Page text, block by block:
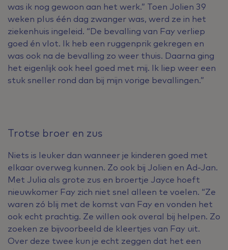
was ik nog gewoon aan het werk.” Toen Jolien 39
weken plus één dag zwanger was, werd ze in het
ziekenhuis ingeleid. “De bevalling van Fay verliep
goed én vlot. Ik heb een ruggenprik gekregen en
was ook na de bevalling zo weer thuis. Daarna ging
het eigenlijk ook heel goed met mij. Ik liep weer een
stuk sneller rond dan bij mijn vorige bevallingen.”
Trotse broer en zus
Niets is leuker dan wanneer je kinderen goed met
elkaar overweg kunnen. Zo ook bij Jolien en Ad-Jan.
Met Julia als grote zus en broertje Jayce hoeft
nieuwkomer Fay zich niet snel alleen te voelen. “Ze
waren zó blij met de komst van Fay en vonden het
ook echt prachtig. Ze willen ook overal bij helpen. Zo
zoeken ze bijvoorbeeld de kleertjes van Fay uit.
Over deze twee kun je echt zeggen dat het een